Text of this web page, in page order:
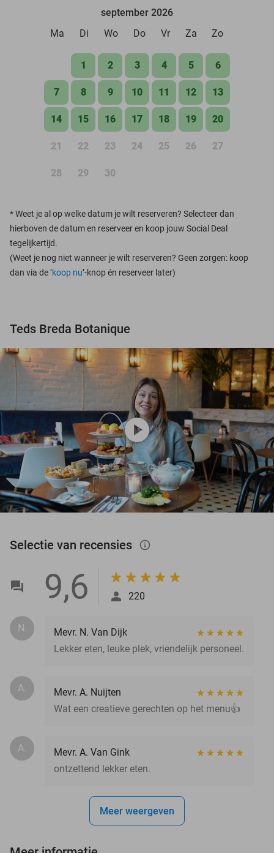
september 2026
Ma
Di Wo Do Vr Za Zo
1 2 3 4 5 6
7 8 9 10 11 12 13
14 15 16 17 18 19 20
21 22 23 24 25 26 27
28 29 30
*Weet je al op welke datum je wilt reserveren? Selecteer dan
hierboven de datum en reserveer en koop jouw Social Deal
tegelijkertijd.
(Weet je nog niet wanneer je wilt reserveren? Geen zorgen: koop
dan via de ‘koop nu’-knop én reserveer later)
Teds Breda Botanique
play_circle
Selectie van recensies info_outlined
9,6 220
N.
Mevr. N. Van Dijk
Lekker eten, leuke plek, vriendelijk personeel.
A.
Mevr. A. Nuijten
Wat een creatieve gerechten op het menu👍
A.
Mevr. A. Van Gink
ontzettend lekker eten.
Meer weergeven